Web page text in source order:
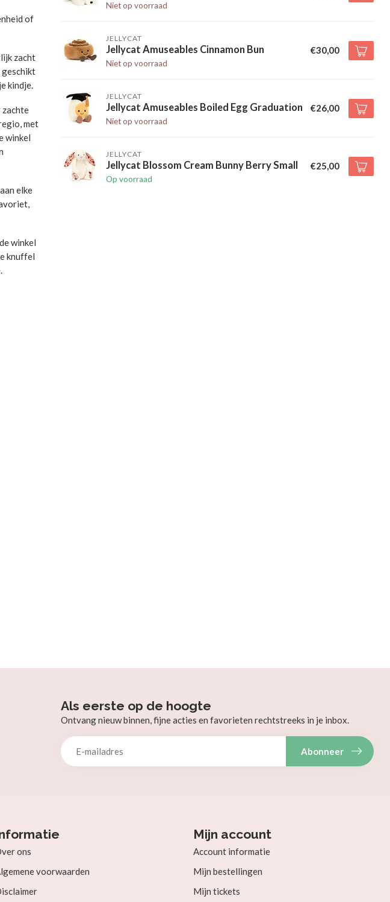
of
zacht
geschikt
kindje.
zachte
met
winkel
elke
winkel
knuffel
Niet op voorraad
JELLYCAT
Jellycat Amuseables Cinnamon Bun
Niet op voorraad
€30,00
JELLYCAT
Jellycat Amuseables Boiled Egg Graduation
Niet op voorraad
€26,00
JELLYCAT
Jellycat Blossom Cream Bunny Berry Small
Op voorraad
€25,00
Als eerste op de hoogte
Ontvang nieuw binnen, fijne acties en favorieten rechtstreeks in je inbox.
Abonneer
ons
voorwaarden
Mijn account
Account informatie
Mijn bestellingen
Mijn tickets